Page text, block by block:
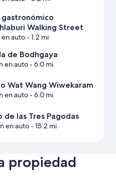
gastronómico
Walking Street
en auto- 1.2 mi
de Bodhgaya
en auto- 6.0 mi
Wat Wang Wiwekaram
en auto- 6.0 mi
de las Tres Pagodas
en auto- 15.2 mi
propiedad